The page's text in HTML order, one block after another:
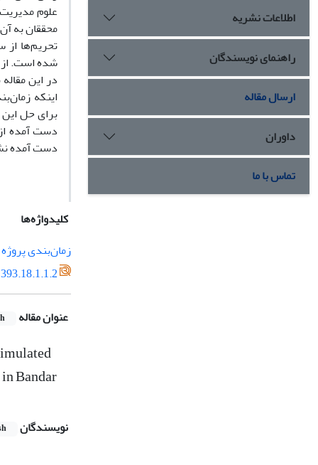
علوم
محققان به
تحریم‌ها از
شده است. از
در این
برای حل
دست آمده
کلیدواژه‌ها
زمان‌بندی
عنوان مقاله
Bandar
نویسندگان
اطلاعات نشریه
راهنمای نویسندگان
ارسال مقاله
داوران
تماس با ما